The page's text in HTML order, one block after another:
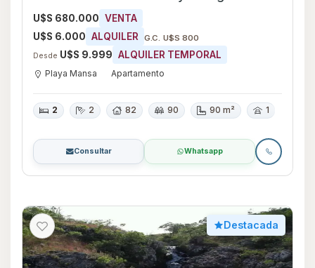
Playa Mansa, Maldonado
U$S 680.000 VENTA
U$S 6.000 ALQUILER G.C. U$S 800
Desde U$S 9.999 ALQUILER TEMPORAL
Playa Mansa Apartamento
2 2 82 90 90 m² 1
Consultar Whatsapp
Destacada